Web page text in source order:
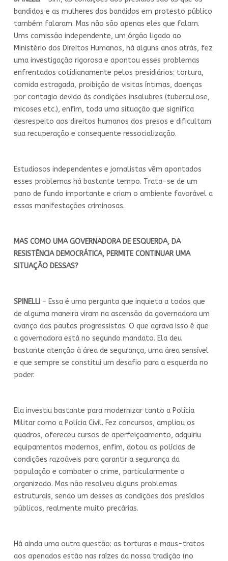
bandidos e as mulheres dos bandidos em protesto público
também falaram. Mas não são apenas eles que falam.
Ums comissão independente, um órgão ligado ao
Ministério dos Direitos Humanos, há alguns anos atrás, fez
uma investigação rigorosa e apontou esses problemas
enfrentados cotidianamente pelos presidiários: tortura,
comida estragada, proibição de visitas íntimas, doenças
por contagio devido às condições insalubres (tuberculose,
micoses etc.), enfim, toda uma situação que significa
desrespeito aos direitos humanos dos presos e dificultam
sua recuperação e consequente ressocialização.
Estudiosos independentes e jornalistas vêm apontados
esses problemas há bastante tempo. Trata-se de um
pano de fundo importante e criam o ambiente favorável a
essas manifestações criminosas.
MAS COMO UMA GOVERNADORA DE ESQUERDA, DA
RESISTÊNCIA DEMOCRÁTICA, PERMITE CONTINUAR UMA
SITUAÇÃO DESSAS?
SPINELLI – Essa é uma pergunta que inquieta a todos que
de alguma maneira viram na ascensão da governadora um
avanço das pautas progressistas. O que agrava isso é que
a governadora está no segundo mandato. Ela deu
bastante atenção à área de segurança, uma área sensível
e que sempre se constitui um desafio para a esquerda no
poder.
Ela investiu bastante para modernizar tanto a Polícia
Militar como a Polícia Civil. Fez concursos, ampliou os
quadros, ofereceu cursos de aperfeiçoamento, adquiriu
equipamentos modernos, enfim, dotou as polícias de
condições razoáveis para garantir a segurança da
população e combater o crime, particularmente o
organizado. Mas não resolveu alguns problemas
estruturais, sendo um desses as condições dos presídios
públicos, realmente muito precárias.
Há ainda uma outra questão: as torturas e maus-tratos
aos apenados estão nas raízes da nossa tradição (no